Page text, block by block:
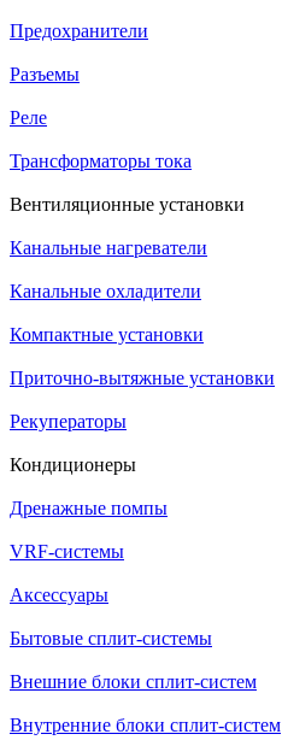
Предохранители
Разъемы
Реле
Трансформаторы тока
Вентиляционные установки
Канальные нагреватели
Канальные охладители
Компактные установки
Приточно-вытяжные установки
Рекуператоры
Кондиционеры
Дренажные помпы
VRF-системы
Аксессуары
Бытовые сплит-системы
Внешние блоки сплит-систем
Внутренние блоки сплит-систем